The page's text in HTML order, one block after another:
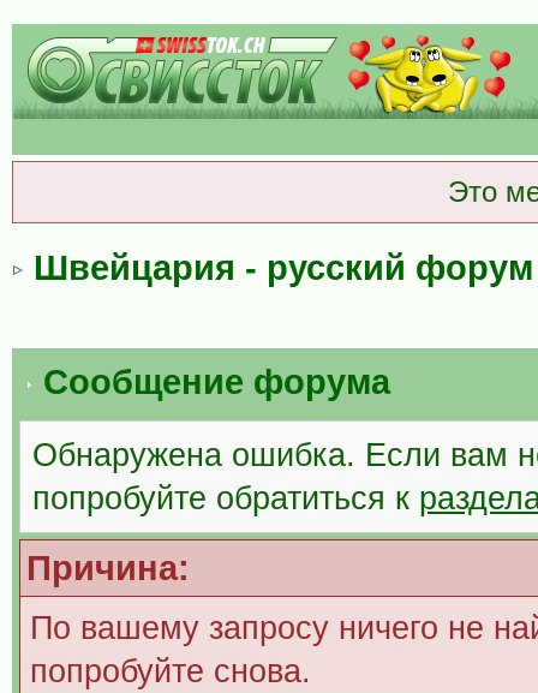
Это
Швейцария - русский
Сообщение форума
Обнаружена ошибка. Если вам
попробуйте обратиться к
Причина:
По вашему запросу ничего не
попробуйте снова.